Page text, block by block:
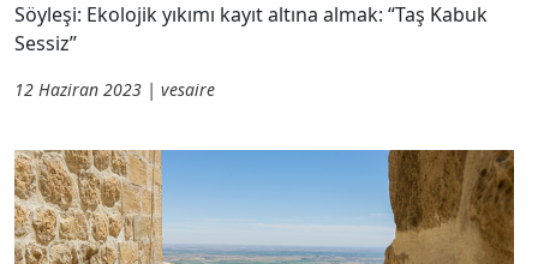
Söyleşi: Ekolojik yıkımı kayıt altına almak: “Taş Kabuk
Sessiz”
12 Haziran 2023 | vesaire